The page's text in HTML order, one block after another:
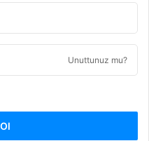
Unuttunuz mu?